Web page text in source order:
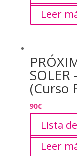
Leer
(Curso
90€
Lista
Leer